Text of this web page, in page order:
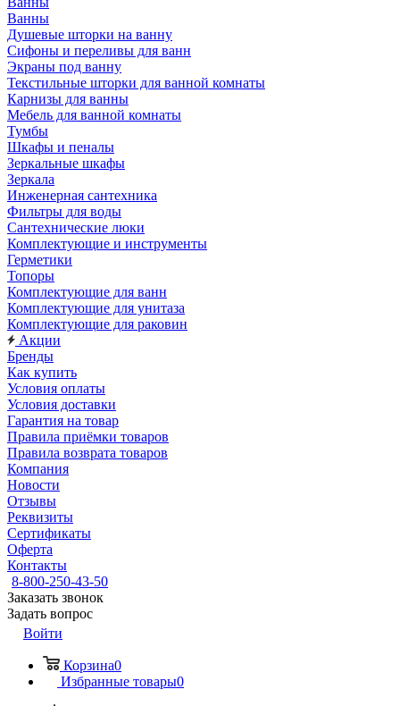
Ванны
Душевые шторки на ванну
Сифоны и переливы для ванн
Экраны под ванну
Текстильные шторки для ванной комнаты
Карнизы для ванны
Мебель для ванной комнаты
Тумбы
Шкафы и пеналы
Зеркальные шкафы
Зеркала
Инженерная сантехника
Фильтры для воды
Сантехнические люки
Комплектующие и инструменты
Герметики
Топоры
Комплектующие для ванн
Комплектующие для унитаза
Комплектующие для раковин
Акции
Бренды
Как купить
Условия оплаты
Условия доставки
Гарантия на товар
Правила приёмки товаров
Правила возврата товаров
Компания
Новости
Отзывы
Реквизиты
Сертификаты
Оферта
Контакты
8-800-250-43-50
Заказать звонок
Задать вопрос
Войти
Корзина0
Избранные товары0